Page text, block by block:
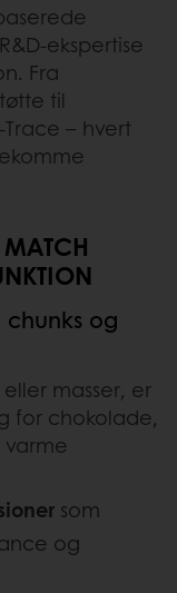
ekspertise
Fra
til
– hvert
MATCH
og
masser, er
for chokolade,
som
og